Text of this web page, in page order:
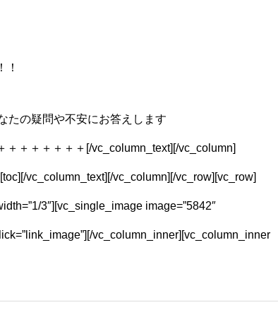
！
たの疑問や不安にお答えします
＋＋＋＋＋＋[/vc_column_text][/vc_column]
vc_column_text][/vc_column][/vc_row][vc_row]
3″][vc_single_image image=”5842″
vc_column_inner][vc_column_inner